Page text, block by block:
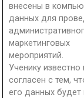
внесены в
данных для
маркетинговых
мероприятий.
Ученику известно
согласен с тем,
его данных будет